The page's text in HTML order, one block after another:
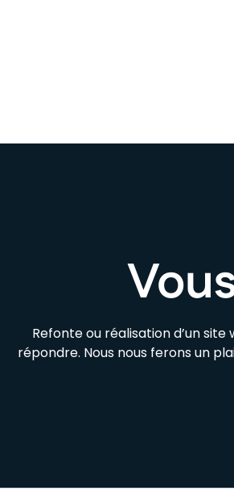
Refonte ou réalisation d’un
répondre. Nous nous ferons un